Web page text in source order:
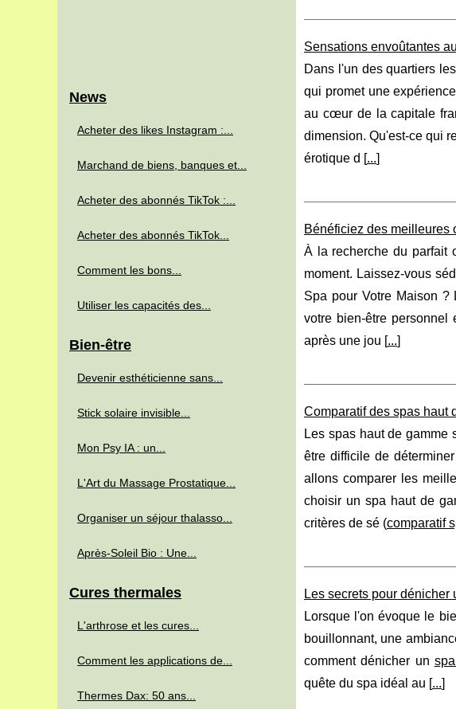
Sensations envoûtantes
Dans l'un des quartiers
qui promet une
au cœur de la capitale
dimension. Qu'est-ce qui
érotique d [...]
Bénéficiez des meilleures
À la recherche du parfait
moment. Laissez-vous
Spa pour Votre Maison
votre bien-être
après une jou [...]
Comparatif des spas haut
Les spas haut de gamme
être difficile de
allons comparer les
choisir un spa haut de
critères de sé (comparatif
Les secrets pour
Lorsque l'on évoque le
bouillonnant, une
comment dénicher un
quête du spa idéal au [...]
News
Acheter des likes Instagram :...
Marchand de biens, banques et...
Acheter des abonnés TikTok :...
Acheter des abonnés TikTok...
Comment les bons...
Utiliser les capacités des...
Bien-être
Devenir esthéticienne sans...
Stick solaire invisible...
Mon Psy IA : un...
L'Art du Massage Prostatique...
Organiser un séjour thalasso...
Après-Soleil Bio : Une...
Cures thermales
L'arthrose et les cures...
Comment les applications de...
Thermes Dax: 50 ans...